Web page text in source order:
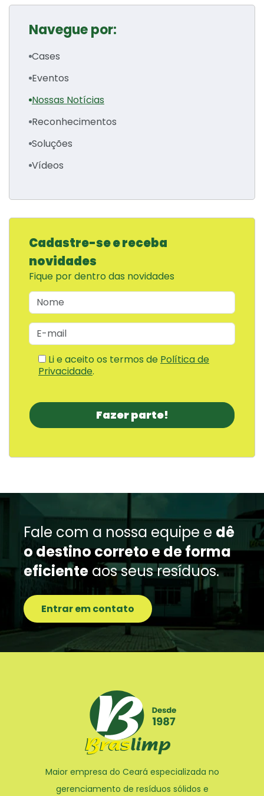
Navegue por:
Cases
Eventos
Nossas Notícias
Reconhecimentos
Soluções
Vídeos
Cadastre-se e receba
novidades
Fique por dentro das novidades
Li e aceito os termos de Política de
Privacidade.
Fale com a nossa equipe e dê
o destino correto e de forma
eficiente aos seus resíduos.
Entrar em contato
Maior empresa do Ceará especializada no
gerenciamento de resíduos sólidos e